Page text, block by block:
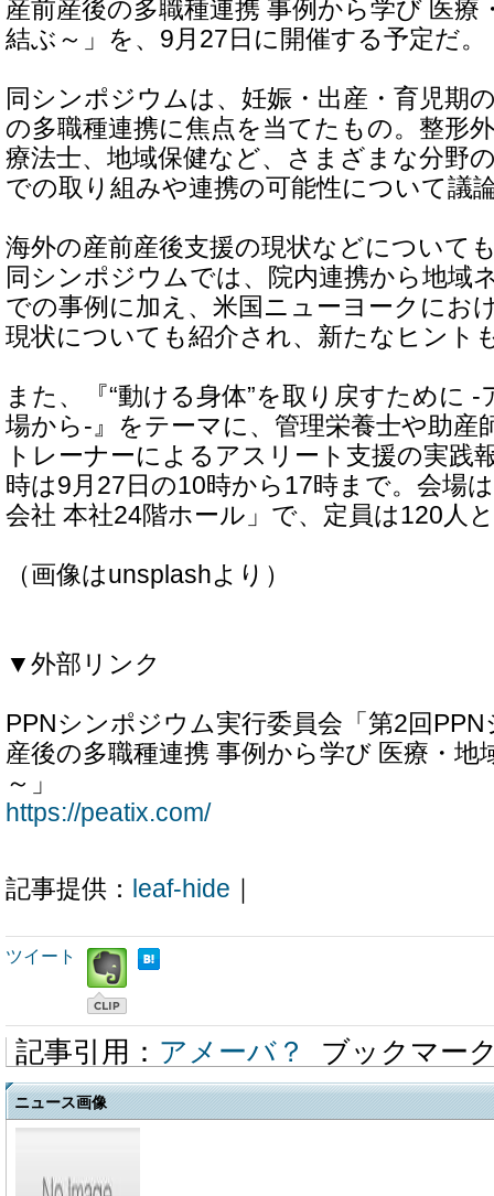
産前産後の多職種連携 事例から学び 医療
結ぶ～」を、9月27日に開催する予定だ。
同シンポジウムは、妊娠・出産・育児期
の多職種連携に焦点を当てたもの。整形
療法士、地域保健など、さまざまな分野
での取り組みや連携の可能性について議
海外の産前産後支援の現状などについて
同シンポジウムでは、院内連携から地域
での事例に加え、米国ニューヨークにお
現状についても紹介され、新たなヒント
また、『“動ける身体”を取り戻すために
場から-』をテーマに、管理栄養士や助産
トレーナーによるアスリート支援の実践
時は9月27日の10時から17時まで。会場
会社 本社24階ホール」で、定員は120人
（画像はunsplashより）
▼外部リンク
PPNシンポジウム実行委員会「第2回
産後の多職種連携 事例から学び 医療・地
～」
https://peatix.com/
記事提供： leaf-hide
ツイート
記事引用： アメーバ？ ブックマー
ニュース画像